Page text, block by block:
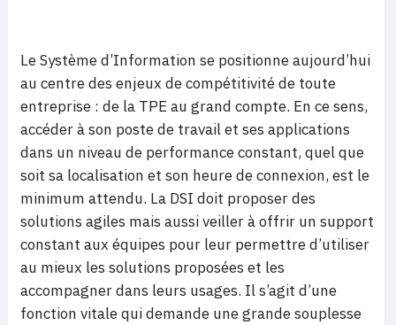
Le Système d’Information se positionne aujourd’hui
au centre des enjeux de compétitivité de toute
entreprise : de la TPE au grand compte. En ce sens,
accéder à son poste de travail et ses applications
dans un niveau de performance constant, quel que
soit sa localisation et son heure de connexion, est le
minimum attendu. La DSI doit proposer des
solutions agiles mais aussi veiller à offrir un support
constant aux équipes pour leur permettre d’utiliser
au mieux les solutions proposées et les
accompagner dans leurs usages. Il s’agit d’une
fonction vitale qui demande une grande souplesse